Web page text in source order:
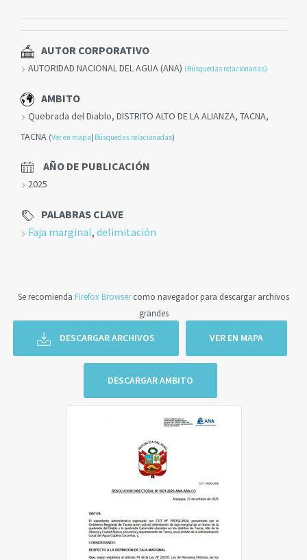
AUTOR CORPORATIVO
AUTORIDAD NACIONAL DEL AGUA (ANA) (Búsquedas relacionadas)
AMBITO
Quebrada del Diablo, DISTRITO ALTO DE LA ALIANZA, TACNA,
TACNA (Ver en mapa Búsquedas relacionadas)
AÑO DE PUBLICACIÓN
2025
PALABRAS CLAVE
Faja marginal, delimitación
Se recomienda Firefox Browsercomo navegador para descargar archivos
grandes
DESCARGAR ARCHIVOS VER EN MAPA
DESCARGAR AMBITO